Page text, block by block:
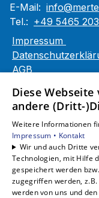
E-Mail:
Tel.: +49 5465
Impressum
AGB
Unsere Bereiche
Privatkunden
Gewerbekunden
Karriere
Unternehmen
Kontakt
Diese
andere (Dritt-
Weitere Informationen
Impressum • Kontakt
Wir und auch Dritte
Technologien, mit Hilfe
gespeichert werden
zugegriffen werden,
werden von uns und